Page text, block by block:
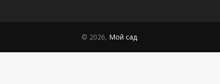
© 2026, Мой сад.